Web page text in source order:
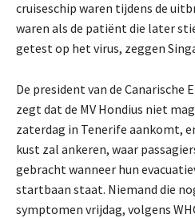
cruiseschip waren tijdens de
waren als de patiënt die later
getest op het virus, zeggen
De president van de Canarische
zegt dat de MV Hondius niet
zaterdag in Tenerife aankomt,
kust zal ankeren, waar
gebracht wanneer hun
startbaan staat. Niemand die
symptomen vrijdag, volgens